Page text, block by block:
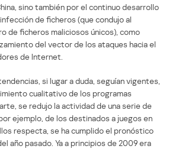
sino también por el continuo desarrollo
de ficheros (que condujo al
de ficheros maliciosos únicos), como
del vector de los ataques hacia el
de Internet.
si lugar a duda, seguían vigentes,
cualitativo de los programas
se redujo la actividad de una serie de
ejemplo, de los destinados a juegos en
respecta, se ha cumplido el pronóstico
año pasado. Ya a principios de 2009 era